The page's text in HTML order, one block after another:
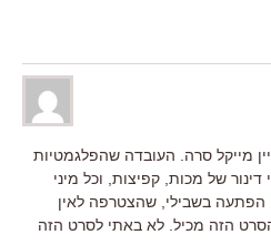
מייקל סרה. העובדה שהפלגמטיות
של מכות, קפיצות, וכל מיני
הפתעה בשבילי, שהצטרפה לאין
הזה מכיל. לא באתי לסרט הזה